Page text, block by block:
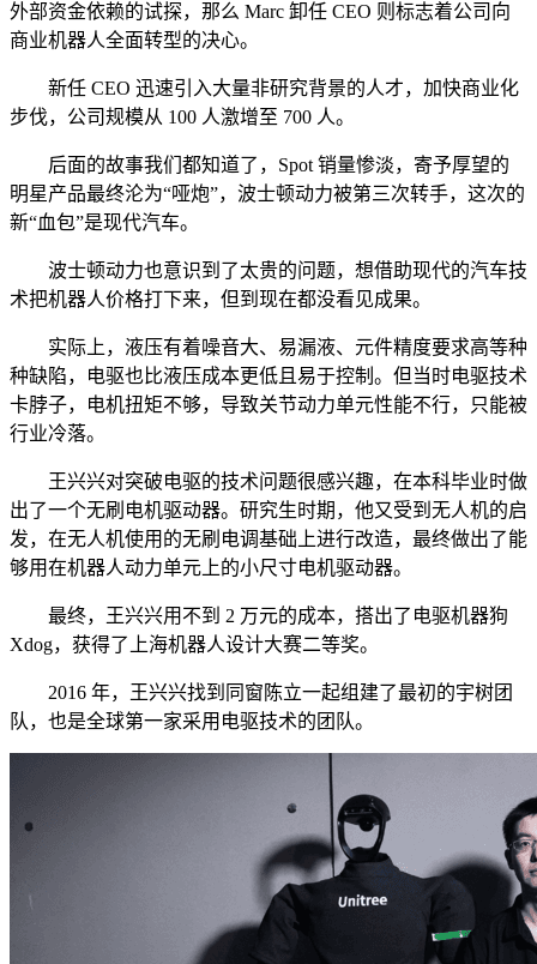
外部资金依赖的试探，那么 Marc 卸任 CEO 则标志着公司向
商业机器人全面转型的决心。
新任 CEO 迅速引入大量非研究背景的人才，加快商业化
步伐，公司规模从 100 人激增至 700 人。
后面的故事我们都知道了，Spot 销量惨淡，寄予厚望的
明星产品最终沦为“哑炮”，波士顿动力被第三次转手，这次的
新“血包”是现代汽车。
波士顿动力也意识到了太贵的问题，想借助现代的汽车技
术把机器人价格打下来，但到现在都没看见成果。
实际上，液压有着噪音大、易漏液、元件精度要求高等种
种缺陷，电驱也比液压成本更低且易于控制。但当时电驱技术
卡脖子，电机扭矩不够，导致关节动力单元性能不行，只能被
行业冷落。
王兴兴对突破电驱的技术问题很感兴趣，在本科毕业时做
出了一个无刷电机驱动器。研究生时期，他又受到无人机的启
发，在无人机使用的无刷电调基础上进行改造，最终做出了能
够用在机器人动力单元上的小尺寸电机驱动器。
最终，王兴兴用不到 2 万元的成本，搭出了电驱机器狗
Xdog，获得了上海机器人设计大赛二等奖。
2016 年，王兴兴找到同窗陈立一起组建了最初的宇树团
队，也是全球第一家采用电驱技术的团队。